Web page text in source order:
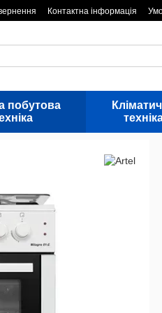
Контактна інформація
побутова